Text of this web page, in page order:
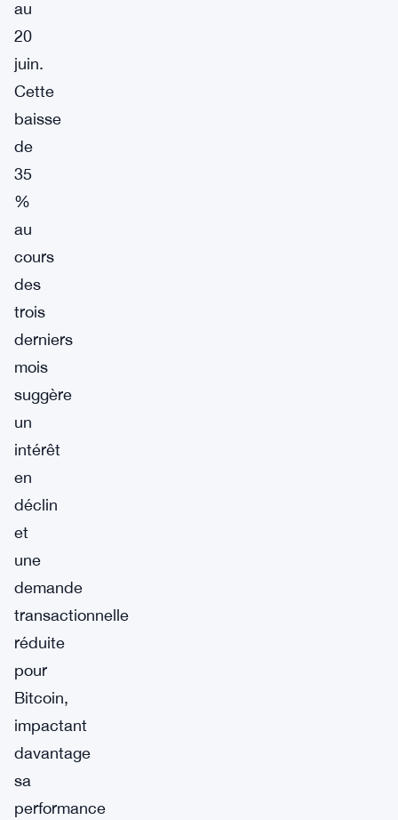
au
20
juin.
Cette
baisse
de
35
%
au
cours
des
trois
derniers
mois
suggère
un
intérêt
en
déclin
et
une
demande
transactionnelle
réduite
pour
Bitcoin,
impactant
davantage
sa
performance